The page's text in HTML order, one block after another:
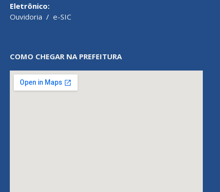
Eletrônico:
Ouvidoria / e-SIC
COMO CHEGAR NA PREFEITURA